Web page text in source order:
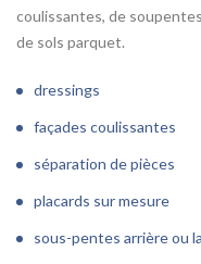
coulissantes, de
de sols parquet.
dressings
façades coulissantes
séparation de pièces
placards sur mesure
sous-pentes arrière ou